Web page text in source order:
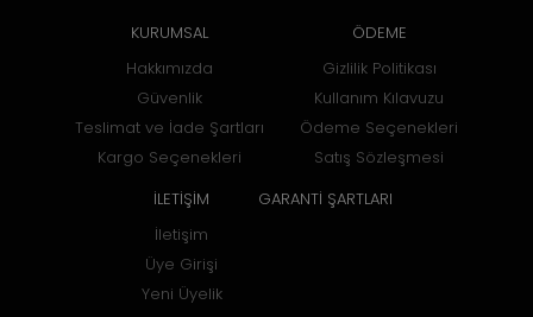
KURUMSAL
Hakkımızda
Güvenlik
Teslimat ve İade Şartları
Kargo Seçenekleri
ÖDEME
Gizlilik Politikası
Kullanım Kılavuzu
Ödeme Seçenekleri
Satış Sözleşmesi
İLETİŞİM
İletişim
Üye Girişi
Yeni Üyelik
GARANTİ ŞARTLARI